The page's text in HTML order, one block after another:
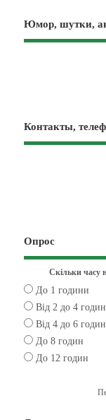
Юмор, шутки,
Контакты,
Опрос
Скільки часу
До 1 години
Від 2 до 4 годин
Від 4 до 6 годин
До 8 годин
До 12 годин